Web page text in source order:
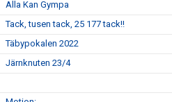
Alla Kan Gympa
Tack, tusen tack, 25 177 tack!!
Täbypokalen 2022
Järnknuten 23/4